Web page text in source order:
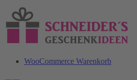
Inhalt
springen
WooCommerce Warenkorb